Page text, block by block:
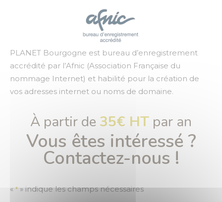
PLANET Bourgogne est bureau d’enregistrement
accrédité par l’Afnic (Association Française du
nommage Internet) et habilité pour la création de
vos adresses internet ou noms de domaine.
À partir de 35€ HT par an
Vous êtes intéressé ?
Contactez-nous !
« * » indique les champs nécessaires